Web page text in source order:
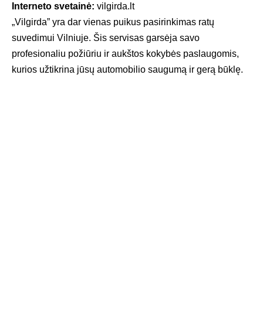
Interneto svetainė: vilgirda.lt
„Vilgirda” yra dar vienas puikus pasirinkimas ratų
suvedimui Vilniuje. Šis servisas garsėja savo
profesionaliu požiūriu ir aukštos kokybės paslaugomis,
kurios užtikrina jūsų automobilio saugumą ir gerą būklę.